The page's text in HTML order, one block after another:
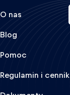
O nas
Blog
Pomoc
Regulamin i cennik